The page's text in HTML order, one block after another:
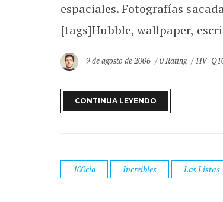
espaciales. Fotografías
[tags]Hubble, wallpaper,
9 de agosto de 2006 0 Rating
CONTINUA LEYENDO
100cia Increibles Las Listas